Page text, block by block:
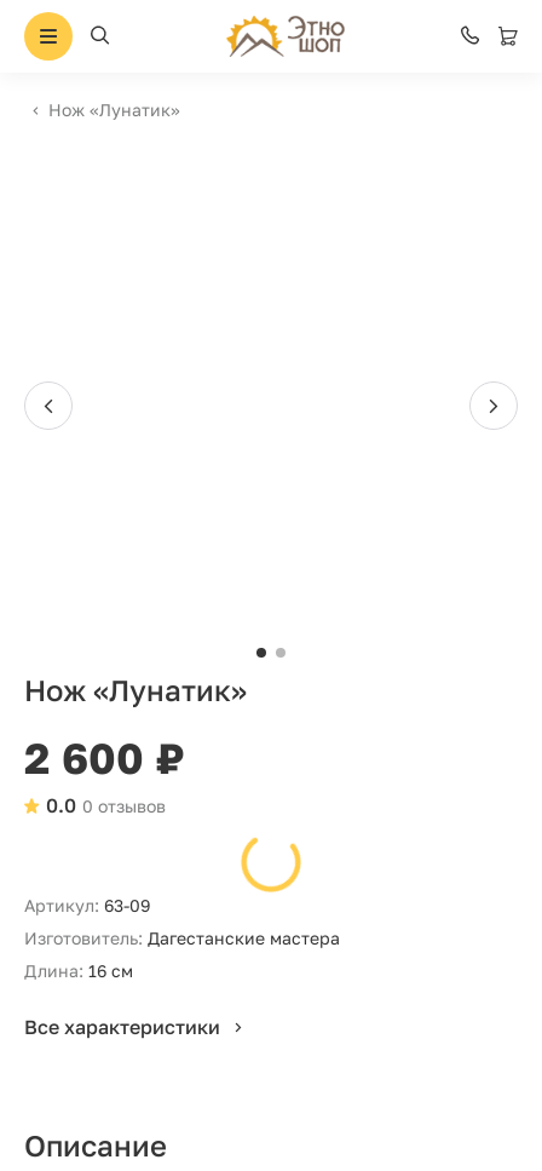
Нож «Лунатик»
Нож «Лунатик»
2 600 ₽
0 отзывов
0.0
Артикул: 63-09
Изготовитель: Дагестанские мастера
Длина: 16 см
Все характеристики
Описание